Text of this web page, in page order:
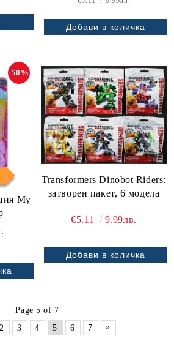
My
-50%
Transformers Dinobot Riders:
затворен пакет, 6 модела
€5.11 9.99лв.
Page 5 of 7
2 3 4 5 6 7 »